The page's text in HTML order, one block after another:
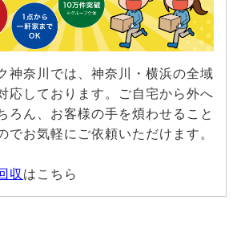
神奈川では、神奈川・横浜の全域
応しております。ご自宅から外へ
ろん、お客様の手を煩わせること
でお気軽にご依頼いただけます。
収はこちら